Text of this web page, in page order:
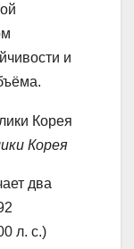
и
Корея
два
л. с.)